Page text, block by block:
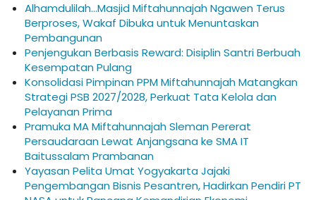
Alhamdulilah…Masjid Miftahunnajah Ngawen Terus
Berproses, Wakaf Dibuka untuk Menuntaskan
Pembangunan
Penjengukan Berbasis Reward: Disiplin Santri Berbuah
Kesempatan Pulang
Konsolidasi Pimpinan PPM Miftahunnajah Matangkan
Strategi PSB 2027/2028, Perkuat Tata Kelola dan
Pelayanan Prima
Pramuka MA Miftahunnajah Sleman Pererat
Persaudaraan Lewat Anjangsana ke SMA IT
Baitussalam Prambanan
Yayasan Pelita Umat Yogyakarta Jajaki
Pengembangan Bisnis Pesantren, Hadirkan Pendiri PT